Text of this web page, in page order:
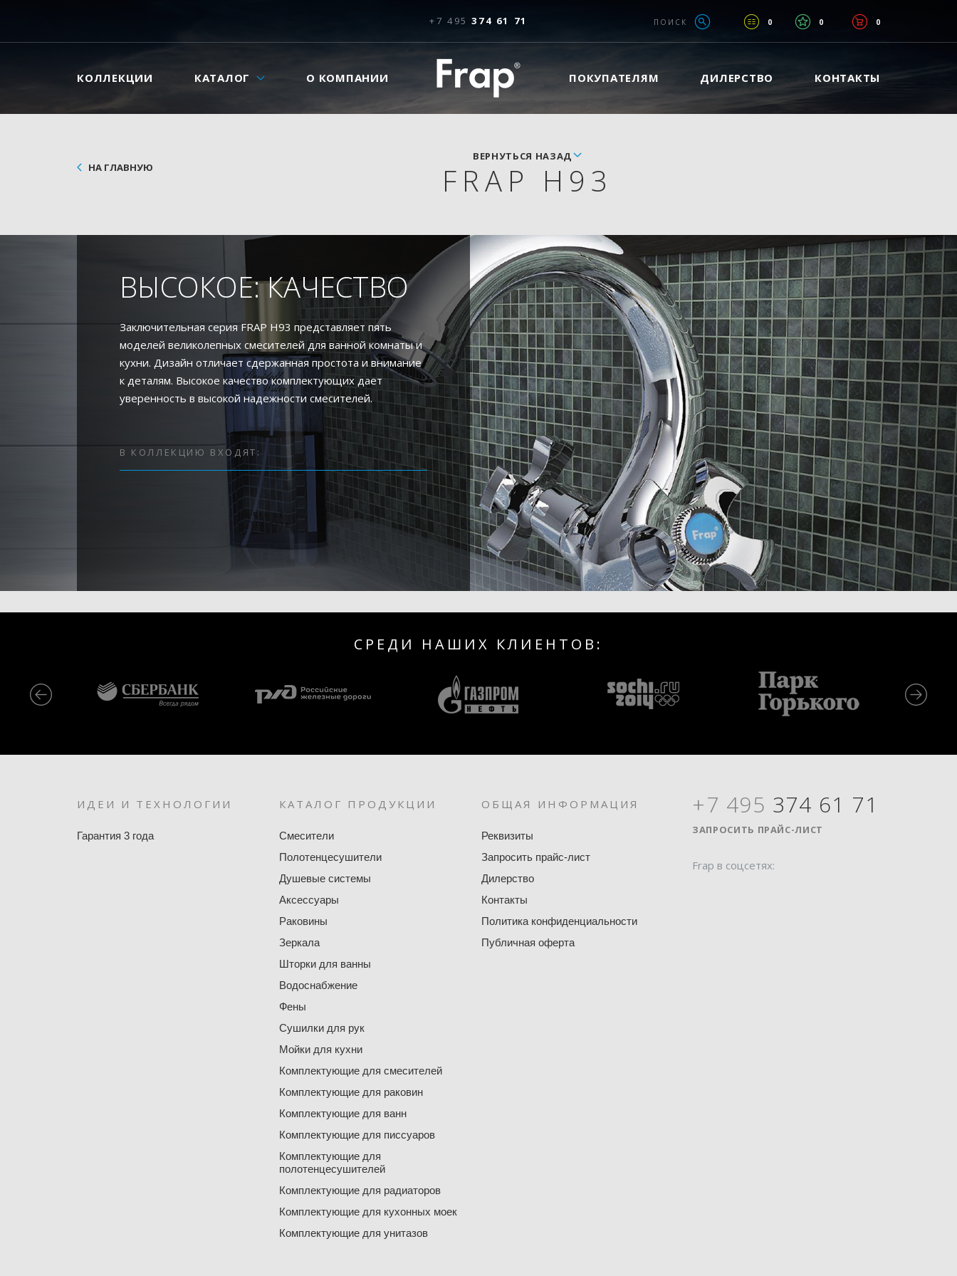
+7 495 374 61 71 0 0 0
ПОИСК
КОЛЛЕКЦИИ КАТАЛОГ О КОМПАНИИ ПОКУПАТЕЛЯМ ДИЛЕРСТВО КОНТАКТЫ
НА ГЛАВНУЮ
ВЕРНУТЬСЯ НАЗАД
FRAP H93
ВЫСОКОЕ: КАЧЕСТВО
Заключительная серия FRAP H93 представляет пять
моделей великолепных смесителей для ванной комнаты и
кухни. Дизайн отличает сдержанная простота и внимание
к деталям. Высокое качество комплектующих дает
уверенность в высокой надежности смесителей.
В КОЛЛЕКЦИЮ ВХОДЯТ:
СРЕДИ НАШИХ КЛИЕНТОВ:
ИДЕИ И ТЕХНОЛОГИИ
Гарантия 3 года
КАТАЛОГ ПРОДУКЦИИ
Смесители
Полотенцесушители
Душевые системы
Аксессуары
Раковины
Зеркала
Шторки для ванны
Водоснабжение
Фены
Сушилки для рук
Мойки для кухни
Комплектующие для смесителей
Комплектующие для раковин
Комплектующие для ванн
Комплектующие для писсуаров
Комплектующие для
полотенцесушителей
Комплектующие для радиаторов
Комплектующие для кухонных моек
Комплектующие для унитазов
ОБЩАЯ ИНФОРМАЦИЯ
Реквизиты
Запросить прайс-лист
Дилерство
Контакты
Политика конфиденциальности
Публичная оферта
+7 495 374 61 71
ЗАПРОСИТЬ ПРАЙС-ЛИСТ
Frap в соцсетях: